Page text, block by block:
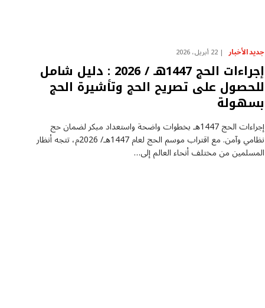
جديد الأخبار 22 أبريل، 2026
إجراءات الحج 1447هـ / 2026 : دليل شامل
للحصول على تصريح الحج وتأشيرة الحج
بسهولة
إجراءات الحج 1447هـ بخطوات واضحة واستعداد مبكر لضمان حج
نظامي وآمن. مع اقتراب موسم الحج لعام 1447هـ/ 2026م، تتجه أنظار
المسلمين من مختلف أنحاء العالم إلى…